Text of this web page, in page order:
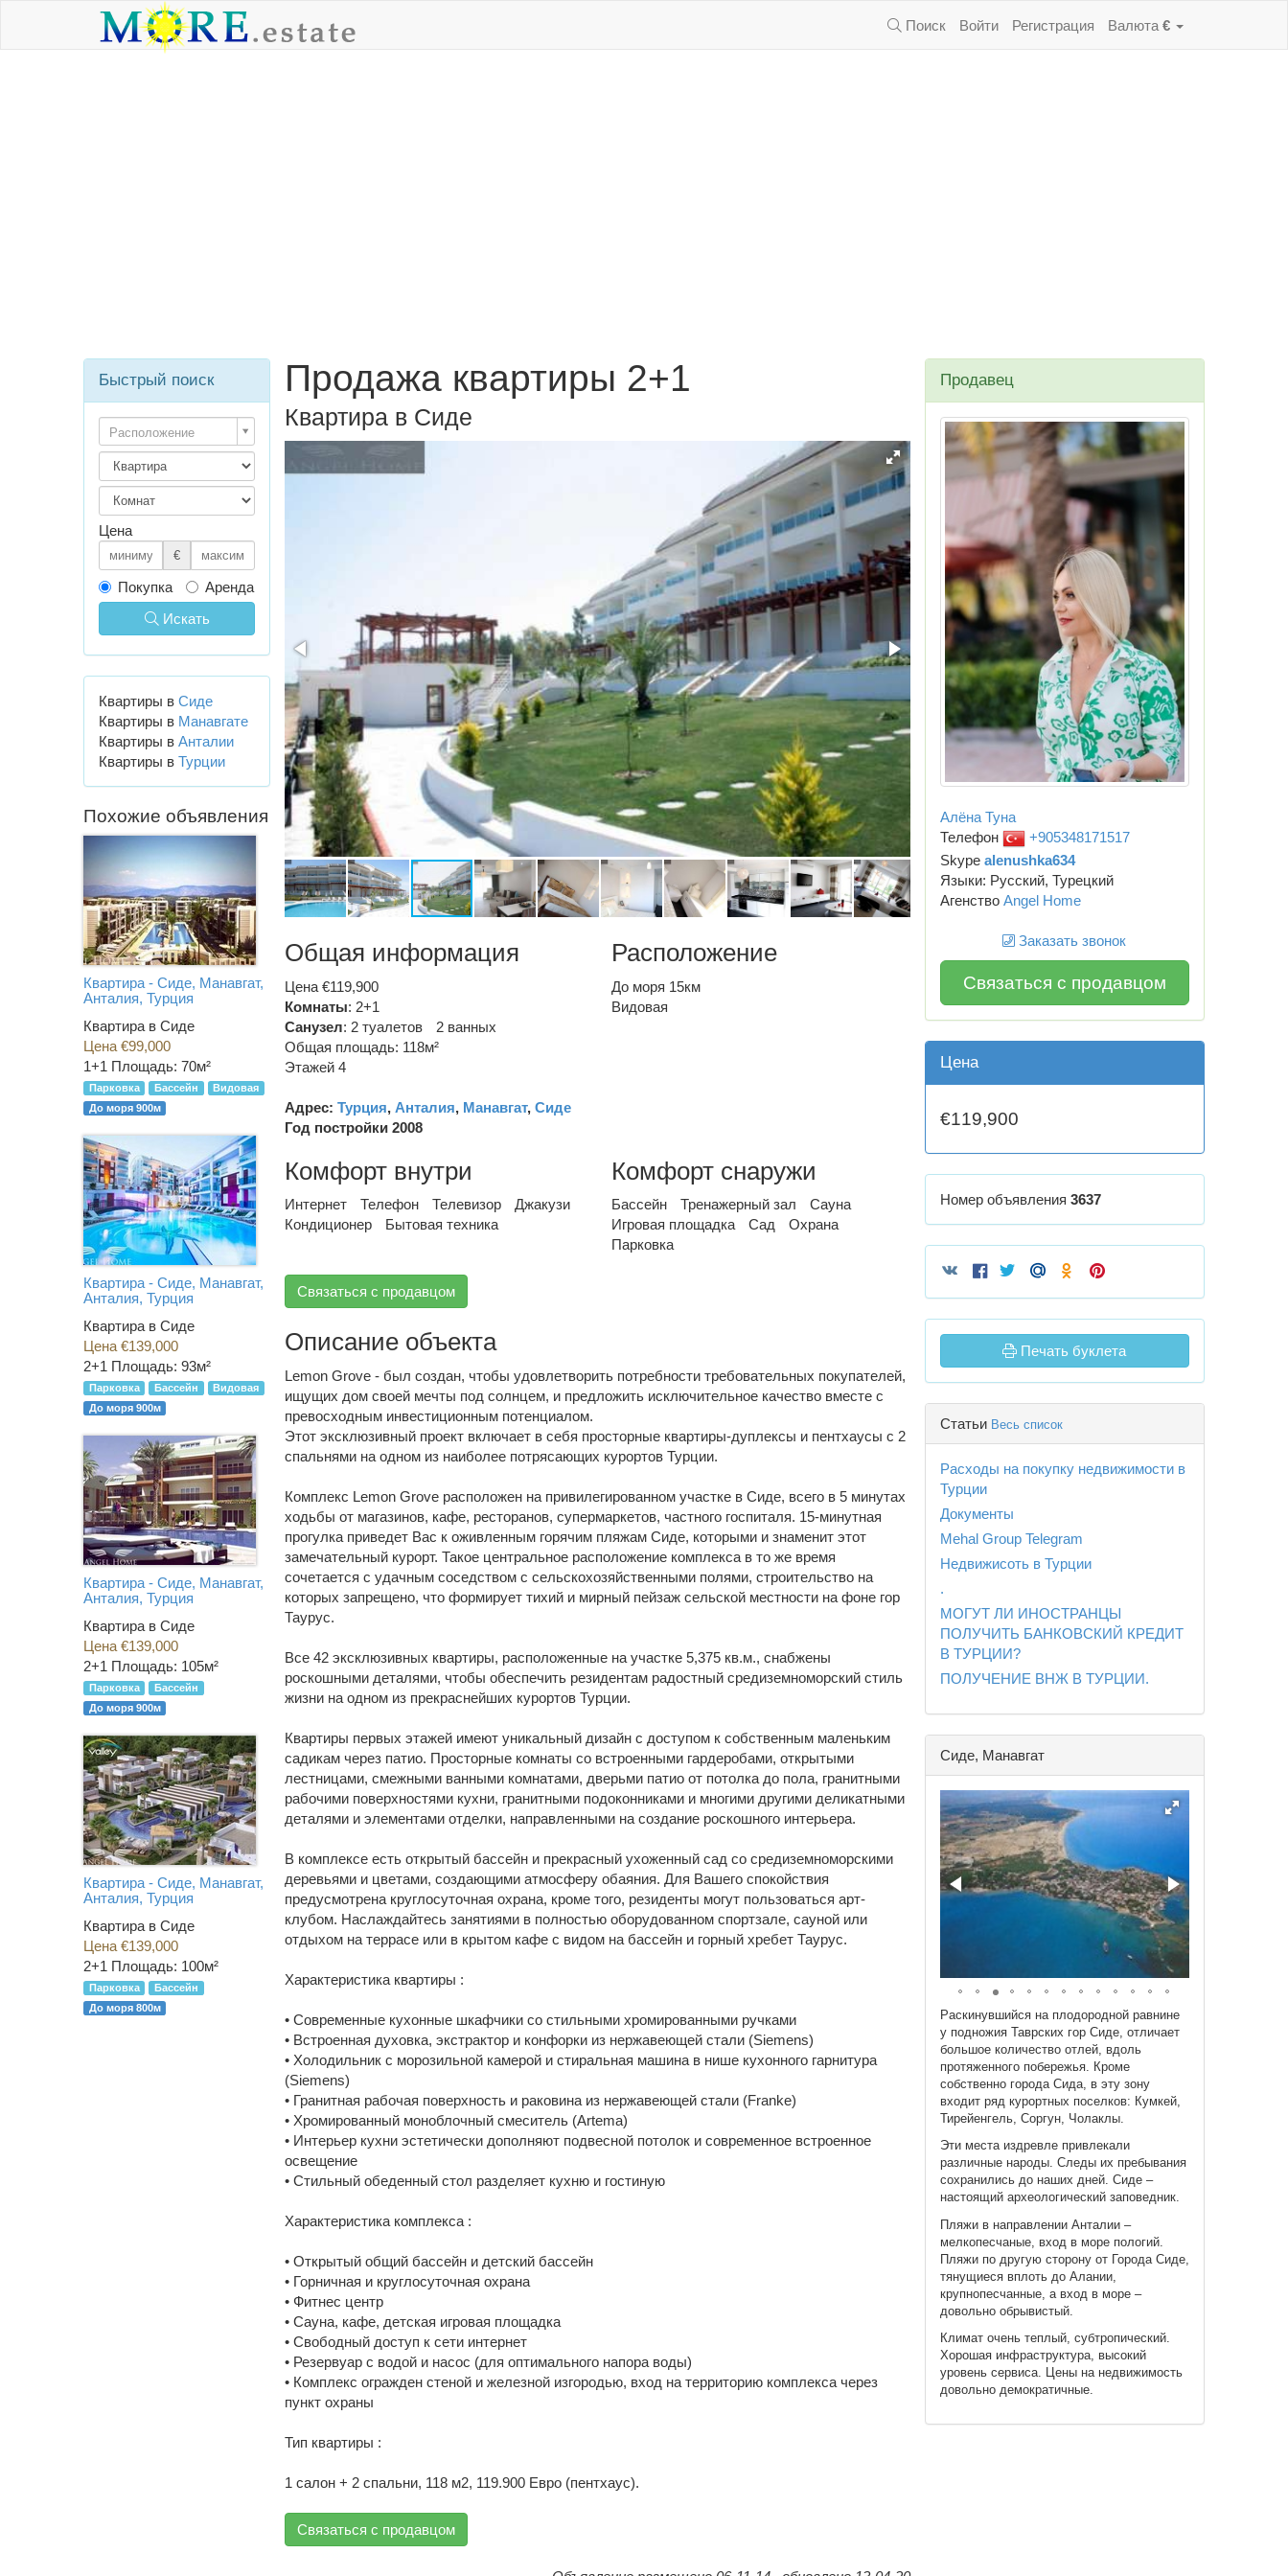
Поиск Войти Регистрация Валюта €
Продажа квартиры 2+1
Квартира в Сиде
Общая информация
Цена €119,900
Комнаты: 2+1
Санузел: 2 туалетов
2 ванных
Общая площадь: 118м²
Этажей 4
Адрес: Турция, Анталия, Манавгат, Сиде
Год постройки 2008
Расположение
До моря 15км
Видовая
Комфорт внутри
Интернет Телефон Телевизор
Джакузи
Кондиционер
Бытовая техника
Комфорт снаружи
Бассейн Тренажерный зал
Сауна
Игровая площадка
Сад
Охрана
Парковка
Связаться с продавцом
Описание объекта
Lemon Grove - был создан, чтобы удовлетворить потребности требовательных покупателей,
ищущих дом своей мечты под солнцем, и предложить исключительное качество вместе с
превосходным инвестиционным потенциалом.
Этот эксклюзивный проект включает в себя просторные квартиры-дуплексы и пентхаусы с 2
спальнями на одном из наиболее потрясающих курортов Турции.
Комплекс Lemon Grove расположен на привилегированном участке в Сиде, всего в 5 минутах
ходьбы от магазинов, кафе, ресторанов, супермаркетов, частного госпиталя. 15-минутная
прогулка приведет Вас к оживленным горячим пляжам Сиде, которыми и знаменит этот
замечательный курорт. Такое центральное расположение комплекса в то же время
сочетается с удачным соседством с сельскохозяйственными полями, строительство на
которых запрещено, что формирует тихий и мирный пейзаж сельской местности на фоне гор
Таурус.
Все 42 эксклюзивных квартиры, расположенные на участке 5,375 кв.м., снабжены
роскошными деталями, чтобы обеспечить резидентам радостный средиземноморский стиль
жизни на одном из прекраснейших курортов Турции.
Квартиры первых этажей имеют уникальный дизайн с доступом к собственным маленьким
садикам через патио. Просторные комнаты со встроенными гардеробами, открытыми
лестницами, смежными ванными комнатами, дверьми патио от потолка до пола, гранитными
рабочими поверхностями кухни, гранитными подоконниками и многими другими деликатными
деталями и элементами отделки, направленными на создание роскошного интерьера.
В комплексе есть открытый бассейн и прекрасный ухоженный сад со средиземноморскими
деревьями и цветами, создающими атмосферу обаяния. Для Вашего спокойствия
предусмотрена круглосуточная охрана, кроме того, резиденты могут пользоваться арт-
клубом. Наслаждайтесь занятиями в полностью оборудованном спортзале, сауной или
отдыхом на террасе или в крытом кафе с видом на бассейн и горный хребет Таурус.
Характеристика квартиры :
• Современные кухонные шкафчики со стильными хромированными ручками
• Встроенная духовка, экстрактор и конфорки из нержавеющей стали (Siemens)
• Холодильник с морозильной камерой и стиральная машина в нише кухонного гарнитура
(Siemens)
• Гранитная рабочая поверхность и раковина из нержавеющей стали (Franke)
• Хромированный моноблочный смеситель (Artema)
• Интерьер кухни эстетически дополняют подвесной потолок и современное встроенное
освещение
• Стильный обеденный стол разделяет кухню и гостиную
Характеристика комплекса :
• Открытый общий бассейн и детский бассейн
• Горничная и круглосуточная охрана
• Фитнес центр
• Сауна, кафе, детская игровая площадка
• Свободный доступ к сети интернет
• Резервуар с водой и насос (для оптимального напора воды)
• Комплекс огражден стеной и железной изгородью, вход на территорию комплекса через
пункт охраны
Тип квартиры :
1 салон + 2 спальни, 118 м2, 119.900 Евро (пентхаус).
Связаться с продавцом
Продавец
Алёна Туна
Телефон
+905348171517
Skype alenushka634
Языки: Русский, Турецкий
Агенство Angel Home
Заказать звонок
Связаться с продавцом
Цена
€119,900
Номер объявления 3637
Печать буклета
Статьи Весь список
Расходы на покупку недвижимости в
Турции
Документы
Mehal Group Telegram
Недвижисоть в Турции
.
МОГУТ ЛИ ИНОСТРАНЦЫ
ПОЛУЧИТЬ БАНКОВСКИЙ КРЕДИТ
В ТУРЦИИ?
ПОЛУЧЕНИЕ ВНЖ В ТУРЦИИ.
Сиде, Манавгат
Раскинувшийся на плодородной равнине
у подножия Таврских гор Сиде, отличает
большое количество отлей, вдоль
протяженного побережья. Кроме
собственно города Сида, в эту зону
входит ряд курортных поселков: Кумкей,
Тирейенгель, Соргун, Чолаклы.
Эти места издревле привлекали
различные народы. Следы их пребывания
сохранились до наших дней. Сиде –
настоящий археологический заповедник.
Пляжи в направлении Анталии –
мелкопесчаные, вход в море пологий.
Пляжи по другую сторону от Города Сиде,
тянущиеся вплоть до Алании,
крупнопесчанные, а вход в море –
довольно обрывистый.
Климат очень теплый, субтропический.
Хорошая инфраструктура, высокий
уровень сервиса. Цены на недвижимость
довольно демократичные.
Быстрый поиск
Расположение
Цена
€
Покупка
Аренда
Искать
Квартиры в Сиде
Квартиры в Манавгате
Квартиры в Анталии
Квартиры в Турции
Похожие объявления
Квартира - Сиде, Манавгат,
Анталия, Турция
Квартира в Сиде
Цена €99,000
1+1 Площадь: 70м²
Парковка Бассейн
Видовая
До моря 900м
Квартира - Сиде, Манавгат,
Анталия, Турция
Квартира в Сиде
Цена €139,000
2+1 Площадь: 93м²
Парковка Бассейн
Видовая
До моря 900м
Квартира - Сиде, Манавгат,
Анталия, Турция
Квартира в Сиде
Цена €139,000
2+1 Площадь: 105м²
Парковка
Бассейн
До моря 900м
Квартира - Сиде, Манавгат,
Анталия, Турция
Квартира в Сиде
Цена €139,000
2+1 Площадь: 100м²
Парковка
Бассейн
До моря 800м